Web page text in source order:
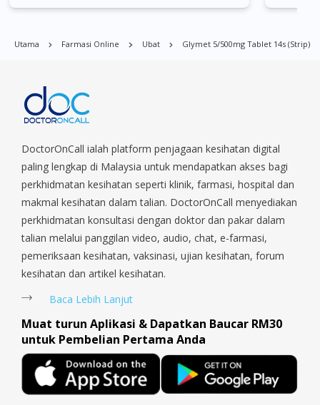
Commonwealt, City Hall, Clarke Quay, Changi Airport, Changi
Park, Geylang, Hougang, Harbourfront, Holland, Jurong, Jurong
East, Jurong West, Kallang/ Whampoa, Lim Chu Kang, Marine
Parade, Marina, Macpherson, Mandai, Newton, Novena,
Queenstown, Raffles Place, Rochor, River Valley, Sembawang,
Sengkang, Serangoon, Serangoon Rd, Seletar, Tampines, Toa
Payoh, Tanjong Pagar, Telok Blangah, Tanglin, Thomson, Tuas,
Tengah, Upper East Coast, Upper Bukit Timah, Upper Thomson,
Woodlands, West Coast, Yishun, Yio Chu Kang.
Utama Farmasi Online Ubat Glymet 5/500mg Tablet 14s (strip)
DoctorOnCall ialah platform penjagaan kesihatan digital
paling lengkap di Malaysia untuk mendapatkan akses bagi
perkhidmatan kesihatan seperti klinik, farmasi, hospital dan
makmal kesihatan dalam talian. DoctorOnCall menyediakan
perkhidmatan konsultasi dengan doktor dan pakar dalam
talian melalui panggilan video, audio, chat, e-farmasi,
pemeriksaan kesihatan, vaksinasi, ujian kesihatan, forum
kesihatan dan artikel kesihatan.
Baca Lebih Lanjut
Muat turun Aplikasi & Dapatkan Baucar RM30
untuk Pembelian Pertama Anda